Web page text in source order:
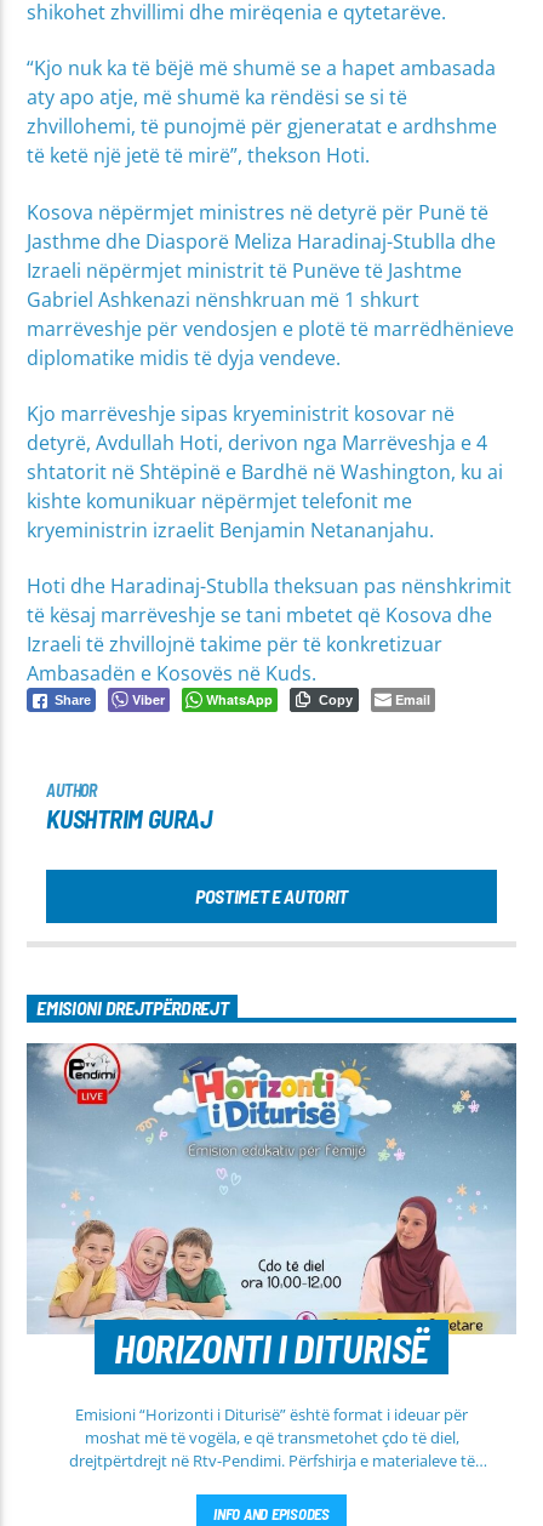
shikohet zhvillimi dhe mirëqenia e qytetarëve.
“Kjo nuk ka të bëjë më shumë se a hapet ambasada
aty apo atje, më shumë ka rëndësi se si të
zhvillohemi, të punojmë për gjeneratat e ardhshme
të ketë një jetë të mirë”, thekson Hoti.
Kosova nëpërmjet ministres në detyrë për Punë të
Jasthme dhe Diasporë Meliza Haradinaj-Stublla dhe
Izraeli nëpërmjet ministrit të Punëve të Jashtme
Gabriel Ashkenazi nënshkruan më 1 shkurt
marrëveshje për vendosjen e plotë të marrëdhënieve
diplomatike midis të dyja vendeve.
Kjo marrëveshje sipas kryeministrit kosovar në
detyrë, Avdullah Hoti, derivon nga Marrëveshja e 4
shtatorit në Shtëpinë e Bardhë në Washington, ku ai
kishte komunikuar nëpërmjet telefonit me
kryeministrin izraelit Benjamin Netananjahu.
Hoti dhe Haradinaj-Stublla theksuan pas nënshkrimit
të kësaj marrëveshje se tani mbetet që Kosova dhe
Izraeli të zhvillojnë takime për të konkretizuar
Ambasadën e Kosovës në Kuds.
Share Viber WhatsApp Copy Email
AUTHOR
KUSHTRIM GURAJ
POSTIMET E AUTORIT
EMISIONI DREJTPËRDREJT
HORIZONTI I DITURISË
Emisioni “Horizonti i Diturisë” është format i ideuar për
moshat më të vogëla, e që transmetohet çdo të diel,
drejtpërtdrejt në Rtv-Pendimi. Përfshirja e materialeve të
rrugën e duhur të besimit Islam, janë pikësynimi kryesor i
INFO AND EPISODES